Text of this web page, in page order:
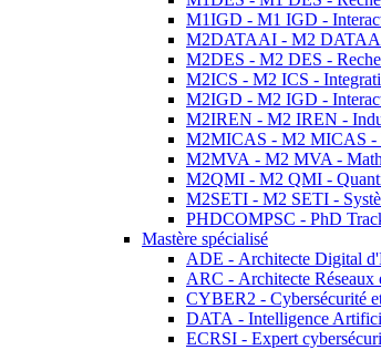
M1IGD - M1 IGD -
M2DATAAI - M2
M2DES - M2 DES -
M2ICS - M2 ICS -
M2IGD - M2 IGD -
M2IREN - M2 IREN -
M2MICAS - M2 MICAS -
M2MVA - M2 MVA -
M2QMI - M2 QMI -
M2SETI - M2 SETI -
PHDCOMPSC - PhD
Mastère spécialisé
ADE - Architecte Digital
ARC - Architecte Réseaux
CYBER2 - Cybersécurité
DATA - Intelligence
ECRSI - Expert